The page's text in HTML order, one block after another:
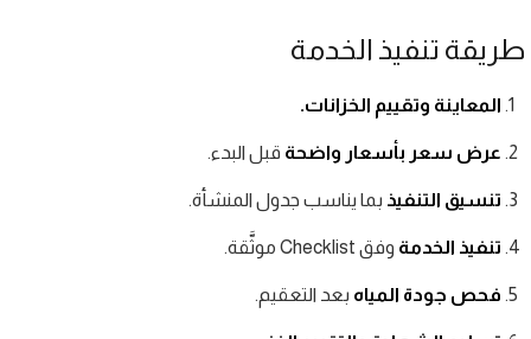
طريقة تنفيذ الخدمة
المعاينة وتقييم الخزانات.
عرض سعر بأسعار واضحة قبل البدء.
تنسيق التنفيذ بما يناسب جدول المنشأة.
تنفيذ الخدمة وفق Checklist موثَّقة.
فحص جودة المياه بعد التعقيم.